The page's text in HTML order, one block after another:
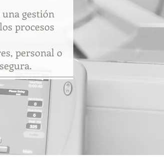
gestión
procesos
personal o